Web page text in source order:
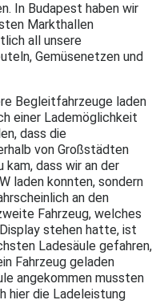
In Budapest haben wir
Markthallen
all unsere
Gemüsenetzen und
Begleitfahrzeuge laden
einer Lademöglichkeit
dass die
von Großstädten
dass wir an der
laden konnten, sondern
an den
Fahrzeug, welches
stehen hatte, ist
Ladesäule gefahren,
Fahrzeug geladen
angekommen mussten
hier die Ladeleistung